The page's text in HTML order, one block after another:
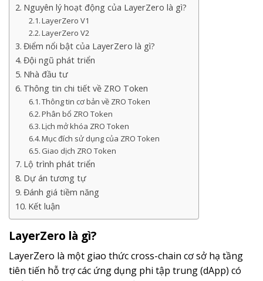
Nguyên lý hoạt động của LayerZero là gì?
LayerZero V1
LayerZero V2
Điểm nổi bật của LayerZero là gì?
Đội ngũ phát triển
Nhà đầu tư
Thông tin chi tiết về ZRO Token
Thông tin cơ bản về ZRO Token
Phân bổ ZRO Token
Lịch mở khóa ZRO Token
Mục đích sử dụng của ZRO Token
Giao dịch ZRO Token
Lộ trình phát triển
Dự án tương tự
Đánh giá tiềm năng
Kết luận
LayerZero là gì?
LayerZero là một giao thức cross-chain cơ sở hạ tầng
tiên tiến hỗ trợ các ứng dụng phi tập trung (dApp) có